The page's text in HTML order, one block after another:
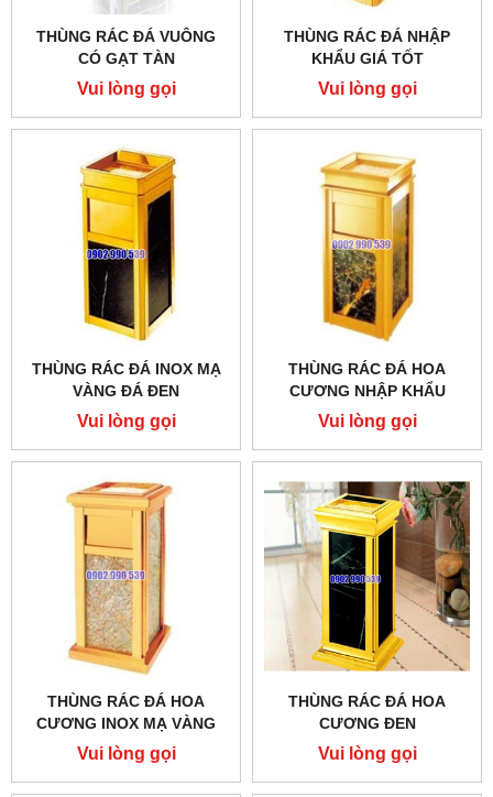
THÙNG RÁC ĐÁ VUÔNG
CÓ GẠT TÀN
Vui lòng gọi
THÙNG RÁC ĐÁ NHẬP
KHẨU GIÁ TỐT
Vui lòng gọi
THÙNG RÁC ĐÁ INOX MẠ
VÀNG ĐÁ ĐEN
Vui lòng gọi
THÙNG RÁC ĐÁ HOA
CƯƠNG NHẬP KHẨU
Vui lòng gọi
THÙNG RÁC ĐÁ HOA
CƯƠNG INOX MẠ VÀNG
Vui lòng gọi
THÙNG RÁC ĐÁ HOA
CƯƠNG ĐEN
Vui lòng gọi